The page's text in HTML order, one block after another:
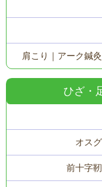
肩こり｜アーク鍼
ひざ・
オス
前十字